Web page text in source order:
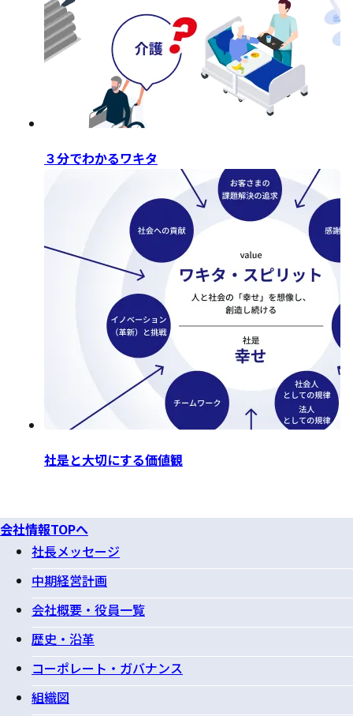
３分でわかるワキタ
社是と大切にする価値観
会社情報TOPへ
社長メッセージ
中期経営計画
会社概要・役員一覧
歴史・沿革
コーポレート・ガバナンス
組織図